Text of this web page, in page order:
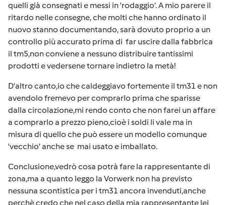
quelli già consegnati e messi in 'rodaggio'. A mio parere il
ritardo nelle consegne, che molti che hanno ordinato il
nuovo stanno documentando, sarà dovuto proprio a un
controllo più accurato prima di far uscire dalla fabbrica
il tm5,non conviene a nessuno distribuire tantissimi
prodotti e vedersene tornare indietro la metà!
D'altro canto,io che caldeggiavo fortemente il tm31 e non
avendolo fremevo per comprarlo prima che sparisse
dalla circolazione,mi rendo conto che non farei un affare
a comprarlo a prezzo pieno,cioè i soldi li vale ma in
misura di quello che può essere un modello comunque
'vecchio' anche se mai usato e imballato.
Conclusione,vedrò cosa potrà fare la rappresentante di
zona,ma a quanto leggo la Vorwerk non ha previsto
nessuna scontistica per i tm31 ancora invenduti,anche
perchè credo che nel caso della mia rappresentante lei